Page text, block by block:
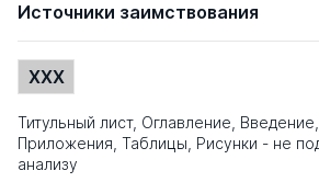
Источники заимствования
XXX
Титульный лист, Оглавление,
Приложения, Таблицы, Рисунки - не
анализу